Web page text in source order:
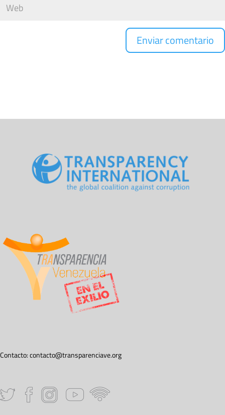
Contacto:contacto@transparenciave.org